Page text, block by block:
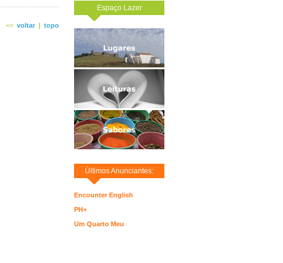
Espaço Lazer
Últimos Anunciantes:
Encounter English
PH+
Um Quarto Meu
<< voltar | topo